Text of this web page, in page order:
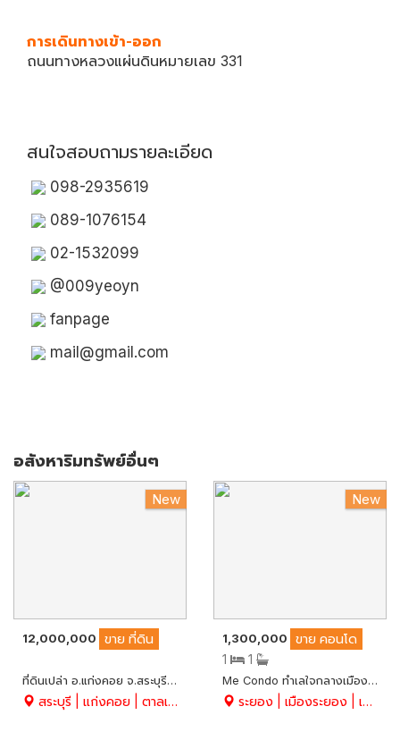
การเดินทางเข้า-ออก
ถนนทางหลวงแผ่นดินหมายเลข 331
สนใจสอบถามรายละเอียด
098-2935619
089-1076154
02-1532099
@009yeoyn
fanpage
mail@gmail.com
อสังหาริมทรัพย์อื่นๆ
New
12,000,000 ขาย ที่ดิน
ที่ดินเปล่า อ.แก่งคอย จ.สระบุรี 5-1-37 ไร่ หน้ากว้าง 86 x 100m. ด้านหลังเห็นวิวเขา เป็นพื้นที่สีเขียว ทำโรงงานที่เกี่ยวข้องกับการเกษตรได้
สระบุรี | แก่งคอย | ตาลเดี่ยว
New
1,300,000 ขาย คอนโด
1
1
Me Condo ทำเลใจกลางเมืองระยอง ชั้นที่ 5 สวย พร้อมอยู่ มี 1 ห้องนอน 1 ห้องน้ำ อ.เมือง จ.ระยอง
ระยอง | เมืองระยอง | เนินพระ